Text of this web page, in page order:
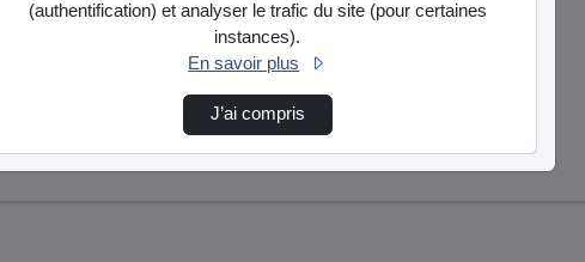
(authentification) et analyser le trafic du site (pour certaines
instances).
En savoir plus
J’ai compris